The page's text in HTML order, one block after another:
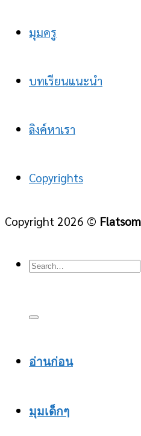
มุมครู
บทเรียนแนะนำ
ลิงค์หาเรา
Copyrights
Copyright 2026 ©
อ่านก่อน
มุมเด็กๆ